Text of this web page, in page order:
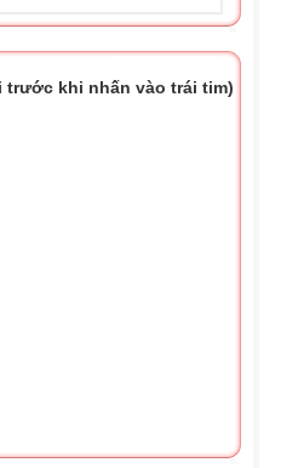
trước khi nhấn vào trái tim)